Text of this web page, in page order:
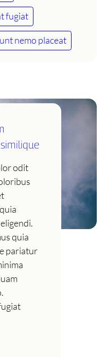
fugiat
nemo placeat
odit
quia
pariatur